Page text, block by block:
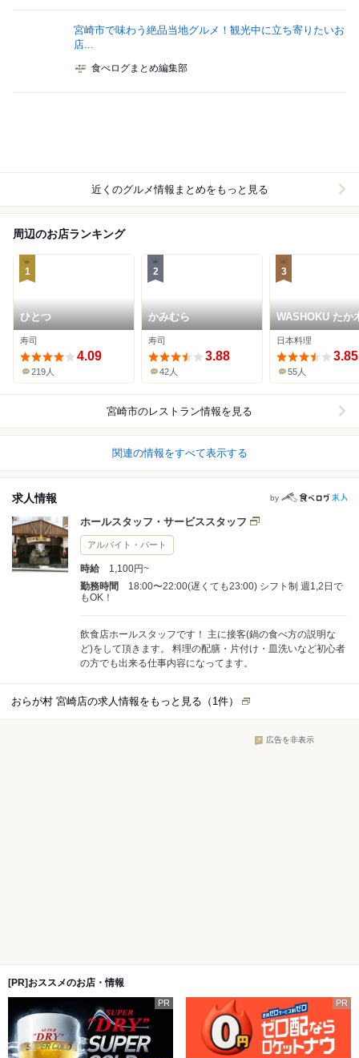
宮崎市で味わう絶品当地グルメ！観光中に立ち寄りたいお
店...
食べログまとめ編集部
近くのグルメ情報まとめをもっと見る
周辺のお店ランキング
1
ひとつ
寿司
4.09
219人
2
かみむら
寿司
3.88
42人
3
WASHOKU たか
日本料理
3.85
55人
宮崎市のレストラン情報を見る
関連の情報をすべて表示する
求人情報 by
ホールスタッフ・サービススタッフ
アルバイト・パート
時給
1,100円~
勤務時間
18:00〜22:00(遅くても23:00) シフト制 週1,2日で
もOK！
飲食店ホールスタッフです！ 主に接客(鍋の食べ方の説明な
ど)をして頂きます。 料理の配膳・片付け・皿洗いなど初心者
の方でも出来る仕事内容になってます。
おらが村 宮崎店の求人情報をもっと見る（ 1 件）
広告を非表示
[PR]おススメのお店・情報
PR PR